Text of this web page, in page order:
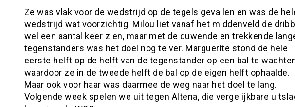
Ze was vlak voor de wedstrijd op de tegels gevallen en was de
wedstrijd wat voorzichtig. Milou liet vanaf het middenveld de
wel een aantal keer zien, maar met de duwende en trekkende
tegenstanders was het doel nog te ver. Marguerite stond de hele
eerste helft op de helft van de tegenstander op een bal te
waardoor ze in de tweede helft de bal op de eigen helft ophaalde.
Maar ook voor haar was daarmee de weg naar het doel te lang.
Volgende week spelen we uit tegen Altena, die vergelijkbare